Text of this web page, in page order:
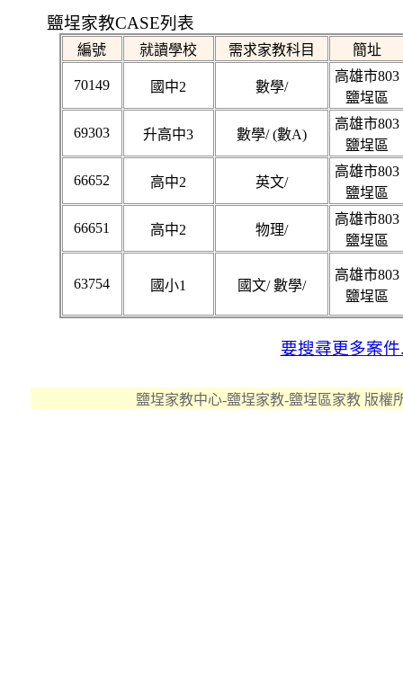
鹽埕家教CASE列表
編號 就讀學校 需求家教科目 簡址
70149 國中2 數學/
高雄市803
鹽埕區
69303 升高中3 數學/ (數A)
高雄市803
鹽埕區
66652 高中2 英文/
高雄市803
鹽埕區
66651 高中2 物理/
高雄市803
鹽埕區
63754 國小1 國文/ 數學/
高雄市803
鹽埕區
要搜尋更多案件
鹽埕家教中心-鹽埕家教-鹽埕區家教 版權